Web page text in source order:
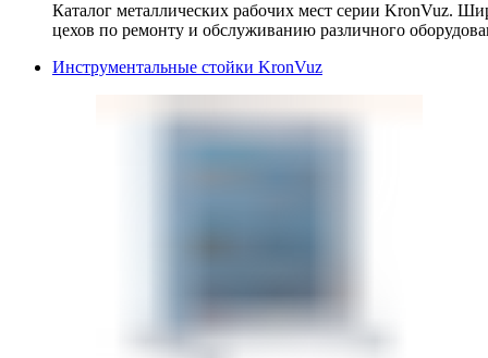
Каталог металлических рабочих мест серии KronVuz.
цехов по ремонту и обслуживанию различного
Инструментальные стойки KronVuz